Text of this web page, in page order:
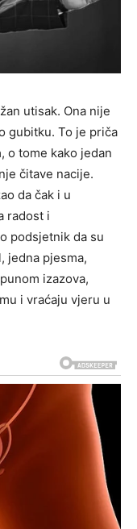
utisak. Ona nije
gubitku. To je priča
, o tome kako jedan
čitave nacije.
da čak i u
radost i
podsjetnik da su
jedna pjesma,
izazova,
i vraćaju vjeru u